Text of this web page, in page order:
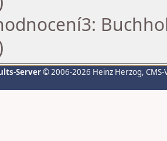
Server© 2006-2026 Heinz Herzog,